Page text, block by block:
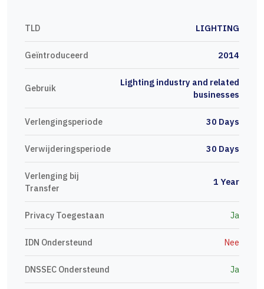
TLD LIGHTING
Geïntroduceerd 2014
Gebruik
Lighting industry and related
businesses
Verlengingsperiode 30 Days
Verwijderingsperiode 30 Days
Verlenging bij
Transfer
1 Year
Privacy Toegestaan Ja
IDN Ondersteund Nee
DNSSEC Ondersteund Ja